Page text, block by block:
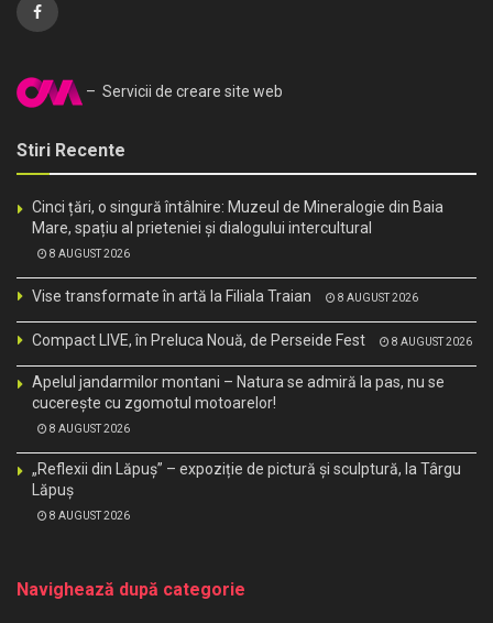
– Servicii de creare site web
Stiri Recente
Cinci țări, o singură întâlnire: Muzeul de Mineralogie din Baia
Mare, spațiu al prieteniei și dialogului intercultural
8 AUGUST 2026
Vise transformate în artă la Filiala Traian 8 AUGUST 2026
Compact LIVE, în Preluca Nouă, de Perseide Fest 8 AUGUST 2026
Apelul jandarmilor montani – Natura se admiră la pas, nu se
cucerește cu zgomotul motoarelor!
8 AUGUST 2026
„Reflexii din Lăpuș” – expoziție de pictură și sculptură, la Târgu
Lăpuș
8 AUGUST 2026
Navighează după categorie